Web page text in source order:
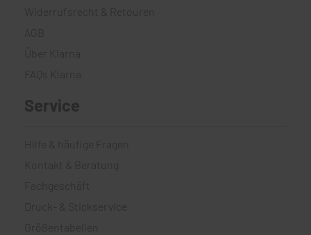
Widerrufsrecht & Retouren
AGB
FAQs Klarna
Service
Hilfe & häufige Fragen
Kontakt & Beratung
Fachgeschäft
Druck- & Stickservice
Größentabellen